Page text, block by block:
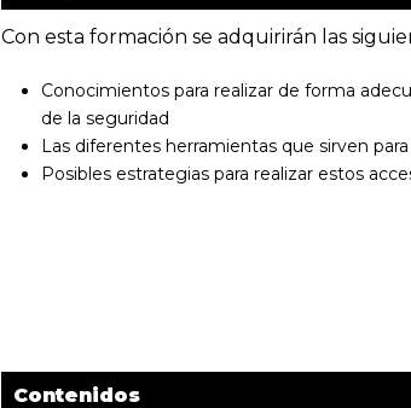
Con esta formación se adquirirán las
Conocimientos para realizar de forma
de la seguridad
Las diferentes herramientas que sirven
Posibles estrategias para realizar estos
Contenidos